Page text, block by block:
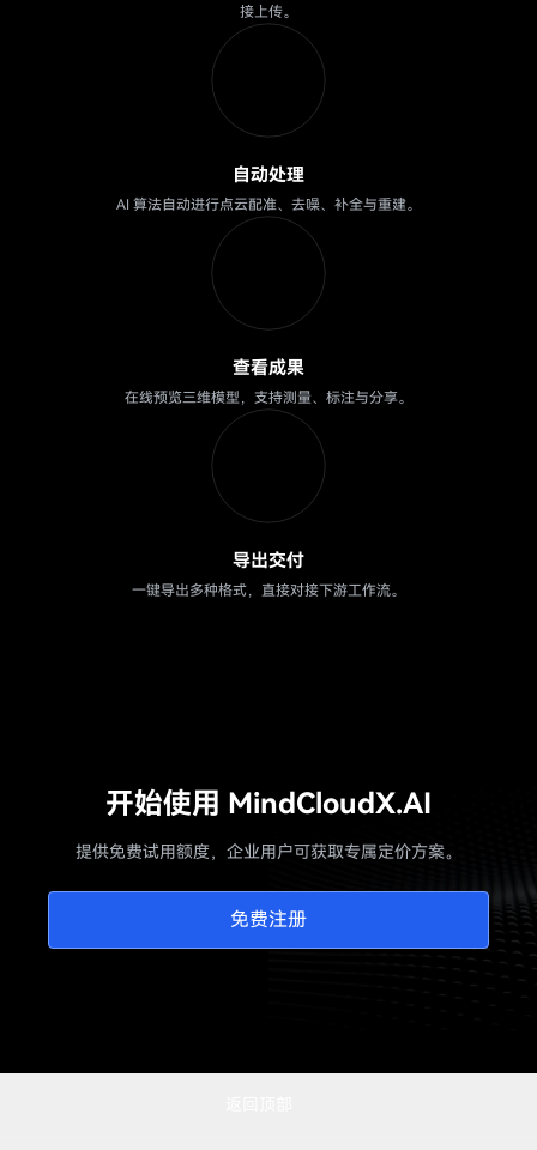
接上传。
自动处理
AI 算法自动进行点云配准、去噪、补全与重建。
查看成果
在线预览三维模型，支持测量、标注与分享。
导出交付
一键导出多种格式，直接对接下游工作流。
开始使用 MindCloudX.AI
提供免费试用额度，企业用户可获取专属定价方案。
免费注册